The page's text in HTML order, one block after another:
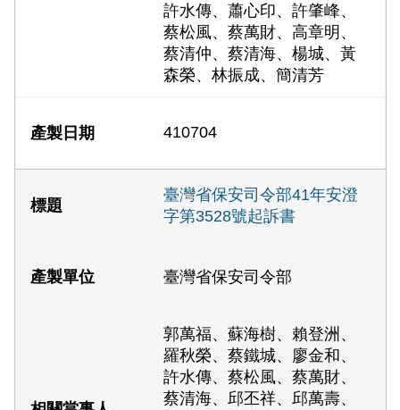
許水傳、蕭心印、許肇峰、
蔡松風、蔡萬財、高章明、
蔡清仲、蔡清海、楊城、黃
森榮、林振成、簡清芳
410704
臺灣省保安司令部41年安澄
字第3528號起訴書
臺灣省保安司令部
郭萬福、蘇海樹、賴登洲、
羅秋榮、蔡鐵城、廖金和、
許水傳、蔡松風、蔡萬財、
蔡清海、邱丕祥、邱萬壽、